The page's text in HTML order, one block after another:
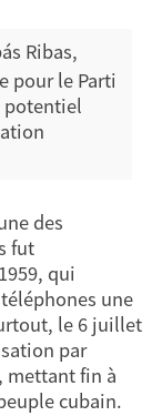
Ribas,
pour le Parti
potentiel
des
fut
qui
une
le 6 juillet
par
mettant fin à
cubain.